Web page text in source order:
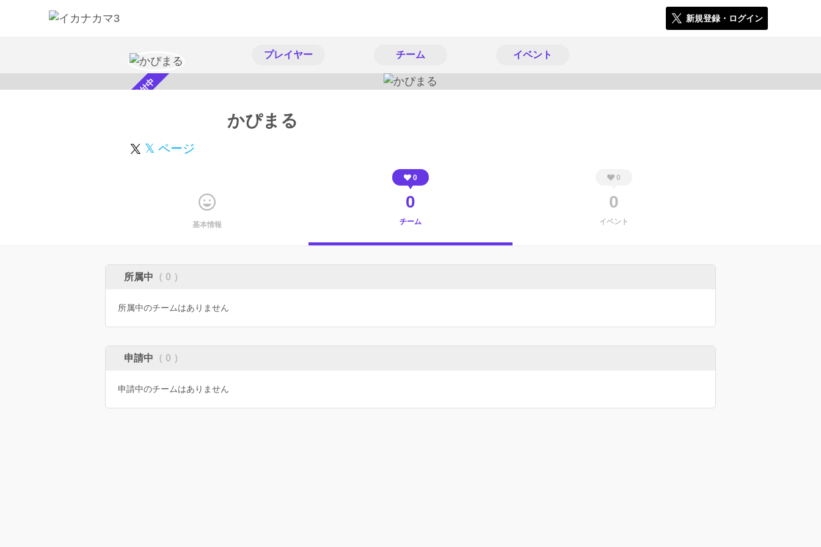
新規登録・ログイン
プレイヤー チーム イベント
スカウト受付中 かぴまる
𝕏 ページ
基本情報
0
0
チーム
0
0
イベント
所属中 （ 0 ）
所属中のチームはありません
申請中 （ 0 ）
申請中のチームはありません